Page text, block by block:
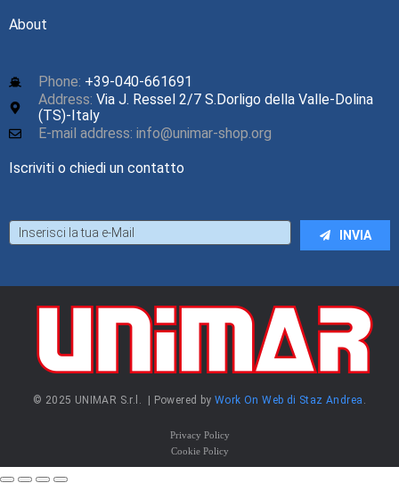
About
Phone: +39-040-661691
Address: Via J. Ressel 2/7 S.Dorligo della Valle-Dolina
(TS)-Italy
E-mail address: info@unimar-shop.org
Iscriviti o chiedi un contatto
INVIA
© 2025 UNIMAR S.r.l. | Powered byWork On Web di Staz Andrea .
Privacy Policy
Cookie Policy